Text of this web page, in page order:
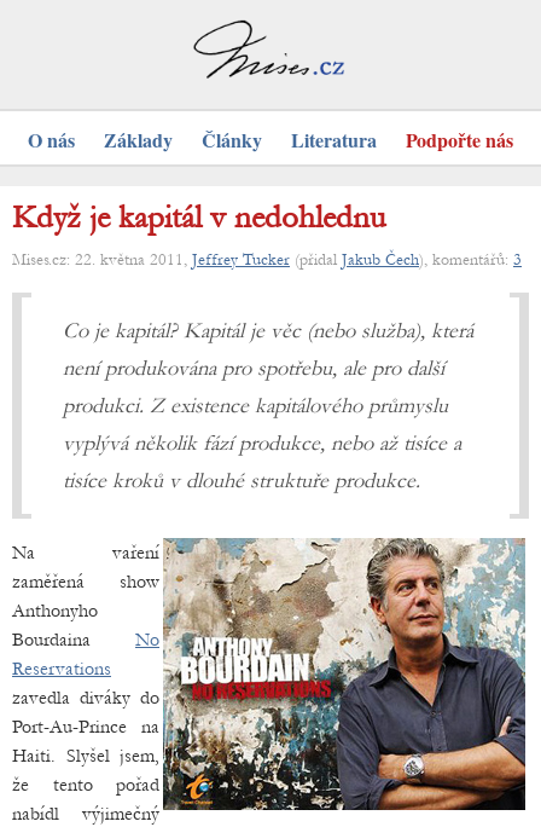
O nás Základy Články Literatura Podpořte nás
Když je kapitál v nedohlednu
Mises.cz: 22. května 2011, Jeffrey Tucker (přidal Jakub Čech), komentářů: 3
Co je kapitál? Kapitál je věc (nebo služba), která
není produkována pro spotřebu, ale pro další
produkci. Z existence kapitálového průmyslu
vyplývá několik fází produkce, nebo až tisíce a
tisíce kroků v dlouhé struktuře produkce.
Na vaření
zaměřená show
Anthonyho
Bourdaina No
Reservations
zavedla diváky do
Port-Au-Prince na
Haiti. Slyšel jsem,
že tento pořad
nabídl výjimečný